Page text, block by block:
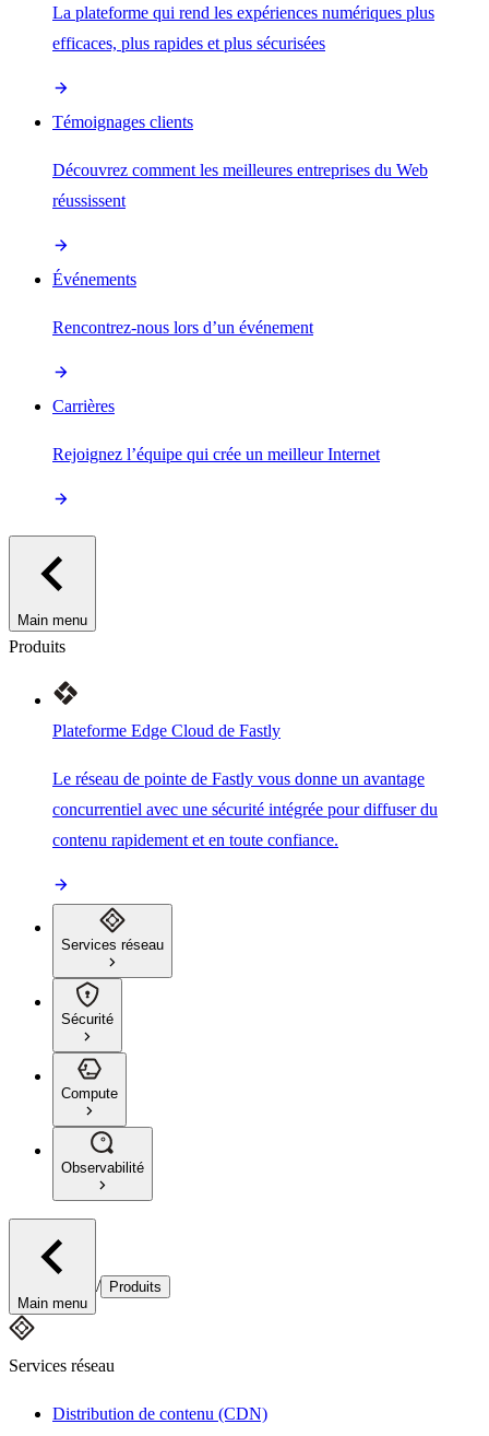
La plateforme qui rend les expériences numériques plus
efficaces, plus rapides et plus sécurisées
Témoignages clients
Découvrez comment les meilleures entreprises du Web
réussissent
Événements
Rencontrez-nous lors d’un événement
Carrières
Rejoignez l’équipe qui crée un meilleur Internet
Main menu
Produits
Plateforme Edge Cloud de Fastly
Le réseau de pointe de Fastly vous donne un avantage
concurrentiel avec une sécurité intégrée pour diffuser du
contenu rapidement et en toute confiance.
Services réseau
Sécurité
Compute
Observabilité
Main menu
/ Produits
Services réseau
Distribution de contenu (CDN)